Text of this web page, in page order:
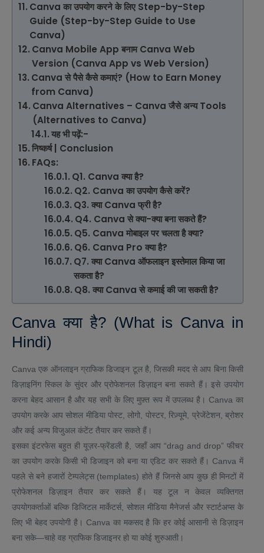
Canva का उपयोग करने के लिए Step-by-Step
Guide (Step-by-Step Guide to Use
Canva)
Canva Mobile App बनाम Canva Web
Version (Canva App vs Web Version)
Canva से पैसे कैसे कमाएं? (How to Earn Money
from Canva)
Canva Alternatives – Canva जैसे अन्य Tools
(Alternatives to Canva)
यह भी पढ़ें:-
निष्कर्ष | Conclusion
FAQs:
Q1. Canva क्या है?
Q2. Canva का उपयोग कैसे करें?
Q3. क्या Canva फ्री है?
Q4. Canva से क्या-क्या बना सकते हैं?
Q5. Canva मोबाइल पर चलता है क्या?
Q6. Canva Pro क्या है?
Q7. क्या Canva ऑफलाइन इस्तेमाल किया जा
सकता है?
Q8. क्या Canva से कमाई की जा सकती है?
Canva क्या है? (What is Canva in
Hindi)
Canva एक ऑनलाइन ग्राफिक डिजाइन टूल है, जिसकी मदद से आप बिना किसी
डिज़ाइनिंग स्किल के सुंदर और प्रोफेशनल डिज़ाइन बना सकते हैं। इसे उपयोग
करना बेहद आसान है और यह सभी के लिए मुफ़्त रूप में उपलब्ध है। Canva का
उपयोग करके आप सोशल मीडिया पोस्ट, लोगो, पोस्टर, रिज़्यूमे, प्रेजेंटेशन, ब्रोशर
और कई अन्य विजुअल कंटेंट तैयार कर सकते हैं।
इसका इंटरफेस बहुत ही यूज़र-फ्रेंडली है, जहाँ आप “drag and drop” फीचर
का उपयोग करके किसी भी डिजाइन को बना या एडिट कर सकते हैं। Canva में
पहले से बने हजारों टेम्पलेट्स (templates) होते हैं जिनसे आप कुछ ही मिनटों में
प्रोफेशनल डिज़ाइन तैयार कर सकते हैं। यह टूल न केवल व्यक्तिगत
उपयोगकर्ताओं बल्कि डिजिटल मार्केटर्स, सोशल मीडिया मैनेजर्स और स्टार्टअप्स के
लिए भी बेहद उपयोगी है। Canva का मकसद है कि हर कोई आसानी से डिज़ाइन
बना सके—चाहे वह ग्राफिक डिजाइनर हो या कोई शुरुआती।